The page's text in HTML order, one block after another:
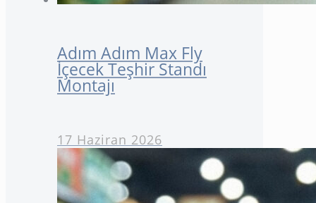
Adım Adım Max Fly
İçecek Teşhir Standı
Montajı
17 Haziran 2026